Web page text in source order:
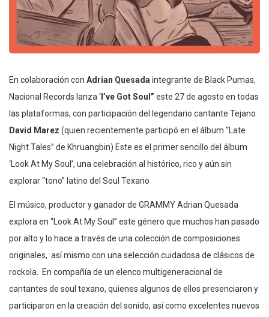
En colaboración con Adrian Quesada integrante de Black Pumas,
Nacional Records lanza ‘ I’ve Got Soul” este 27 de agosto en todas
las plataformas, con participación del legendario cantante Tejano
David Marez (quien recientemente participó en el álbum “Late
Night Tales” de Khruangbin) Este es el primer sencillo del álbum
‘Look At My Soul’, una celebración al histórico, rico y aún sin
explorar “tono” latino del Soul Texano
El músico, productor y ganador de GRAMMY Adrian Quesada
explora en “Look At My Soul” este género que muchos han pasado
por alto y lo hace a través de una colección de composiciones
originales, así mismo con una selección cuidadosa de clásicos de
rockola. En compañía de un elenco multigeneracional de
cantantes de soul texano, quienes algunos de ellos presenciaron y
participaron en la creación del sonido, así como excelentes nuevos